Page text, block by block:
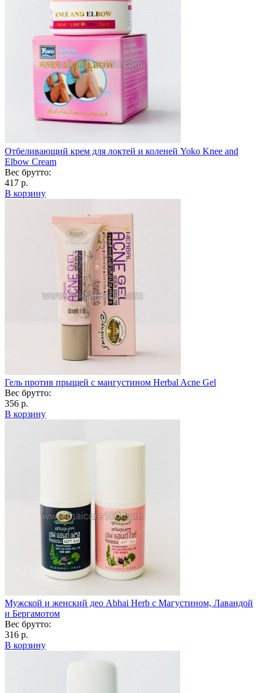
Отбеливающий крем для локтей и коленей Yoko Knee and
Elbow Cream
Вес брутто:
417 р.
В корзину
Гель против прыщей с мангустином Herbal Acne Gel
Вес брутто:
356 р.
В корзину
Мужской и женский део Abhai Herb с Магустином, Лавандой
и Бергамотом
Вес брутто:
316 р.
В корзину